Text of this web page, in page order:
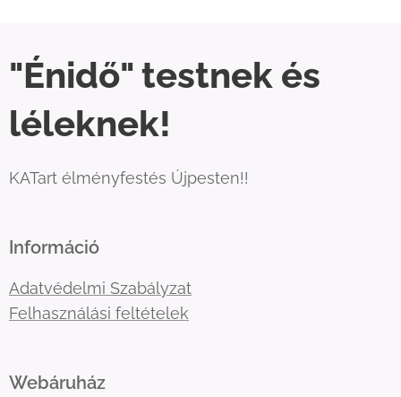
"Énidő" testnek és
léleknek!
KATart élményfestés Újpesten!!
Információ
Adatvédelmi Szabályzat
Felhasználási feltételek
Webáruház